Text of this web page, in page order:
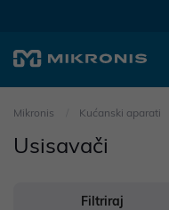
Mikronis Kućanski aparati
Usisavači
Filtriraj